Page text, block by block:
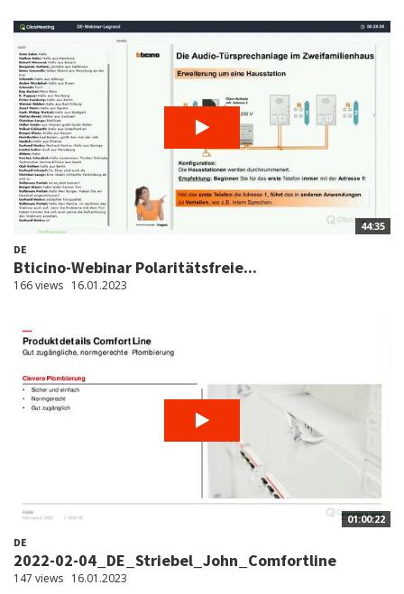
44:35
DE
Bticino-Webinar Polaritätsfreie...
166 views 16.01.2023
01:00:22
DE
2022-02-04_DE_Striebel_John_Comfortline
147 views 16.01.2023